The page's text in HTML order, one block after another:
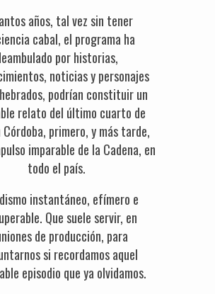
años, tal vez sin tener
cabal, el programa ha
por historias,
noticias y personajes
podrían constituir un
relato del último cuarto de
primero, y más tarde,
imparable de la Cadena, en
todo el país.
instantáneo, efímero e
Que suele servir, en
de producción, para
si recordamos aquel
episodio que ya olvidamos.